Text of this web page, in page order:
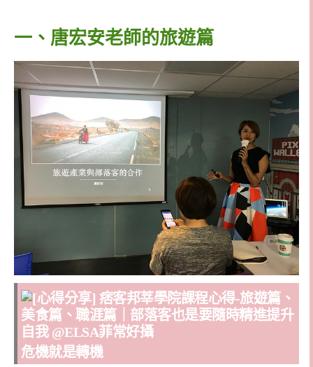
一、唐宏安老師的旅遊篇
危機就是轉機